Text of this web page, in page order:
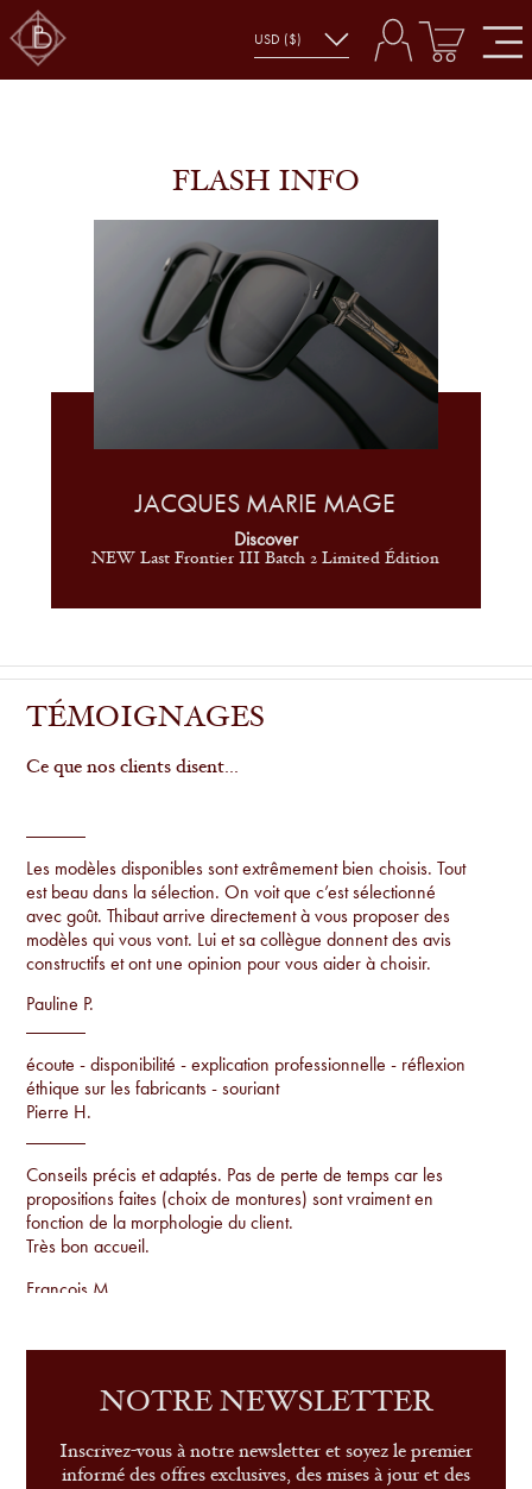
FLASH INFO
JACQUES MARIE MAGE
Discover
NEW Last Frontier III Batch 2 Limited Édition
TÉMOIGNAGES
Ce que nos clients disent...
Les modèles disponibles sont extrêmement bien choisis. Tout
est beau dans la sélection. On voit que c’est sélectionné
avec goût. Thibaut arrive directement à vous proposer des
modèles qui vous vont. Lui et sa collègue donnent des avis
constructifs et ont une opinion pour vous aider à choisir.
Pauline P.
écoute - disponibilité - explication professionnelle - réflexion
éthique sur les fabricants - souriant
Pierre H.
Conseils précis et adaptés. Pas de perte de temps car les
propositions faites (choix de montures) sont vraiment en
fonction de la morphologie du client.
Très bon accueil.
Francois M.
Conseils par rapport à la morphologie, proposition de
examen de la vue sur place.
Sandrine G.
NOTRE NEWSLETTER
Inscrivez-vous à notre newsletter et soyez le premier
informé des offres exclusives, des mises à jour et des